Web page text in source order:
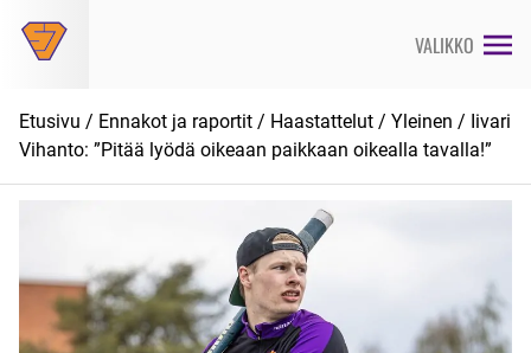
suoraan
VALIKKO
Etusivu / Ennakot ja raportit / Haastattelut / Yleinen / Iivari
Vihanto: ”Pitää lyödä oikeaan paikkaan oikealla tavalla!”